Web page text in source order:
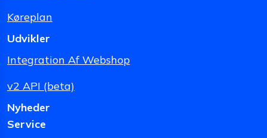
Køreplan
Udvikler
Integration Af Webshop
v2 API (beta)
Nyheder
Service